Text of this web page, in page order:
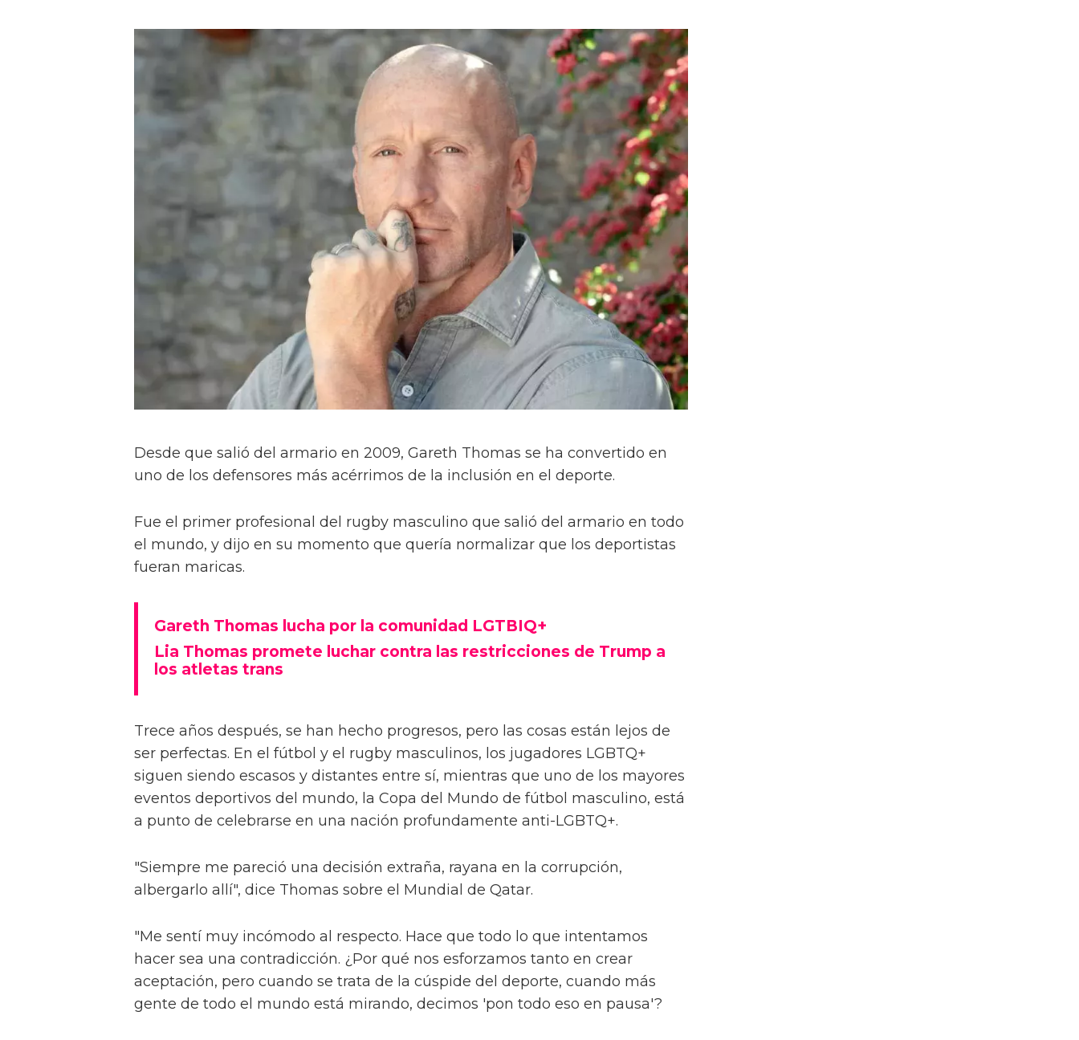
Desde que salió del armario en 2009, Gareth Thomas se ha convertido en
uno de los defensores más acérrimos de la inclusión en el deporte.
Fue el primer profesional del rugby masculino que salió del armario en todo
el mundo, y dijo en su momento que quería normalizar que los deportistas
fueran maricas.
Gareth Thomas lucha por la comunidad LGTBIQ+
Lia Thomas promete luchar contra las restricciones de Trump a
los atletas trans
Trece años después, se han hecho progresos, pero las cosas están lejos de
ser perfectas. En el fútbol y el rugby masculinos, los jugadores LGBTQ+
siguen siendo escasos y distantes entre sí, mientras que uno de los mayores
eventos deportivos del mundo, la Copa del Mundo de fútbol masculino, está
a punto de celebrarse en una nación profundamente anti-LGBTQ+.
"Siempre me pareció una decisión extraña, rayana en la corrupción,
albergarlo allí", dice Thomas sobre el Mundial de Qatar.
"Me sentí muy incómodo al respecto. Hace que todo lo que intentamos
hacer sea una contradicción. ¿Por qué nos esforzamos tanto en crear
aceptación, pero cuando se trata de la cúspide del deporte, cuando más
gente de todo el mundo está mirando, decimos 'pon todo eso en pausa'?